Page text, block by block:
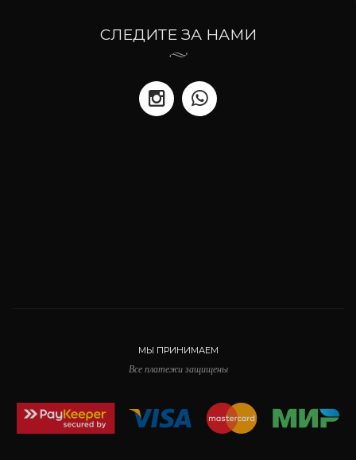
СЛЕДИТЕ ЗА НАМИ
МЫ ПРИНИМАЕМ
Все платежи защищены